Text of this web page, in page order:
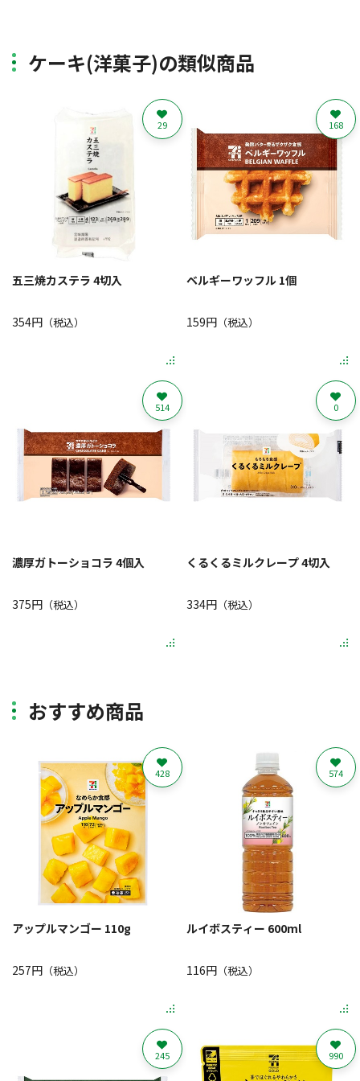
ケーキ(洋菓子)の類似商品
五三焼カステラ 4切入
354円 （税込）
29
ベルギーワッフル 1個
159円（税込）
168
濃厚ガトーショコラ 4個入
375円 （税込）
514
くるくるミルクレープ 4切入
334円（税込）
0
おすすめ商品
アップルマンゴー 110g
257円 （税込）
428
ルイボスティー 600ml
116円（税込）
574
245 990